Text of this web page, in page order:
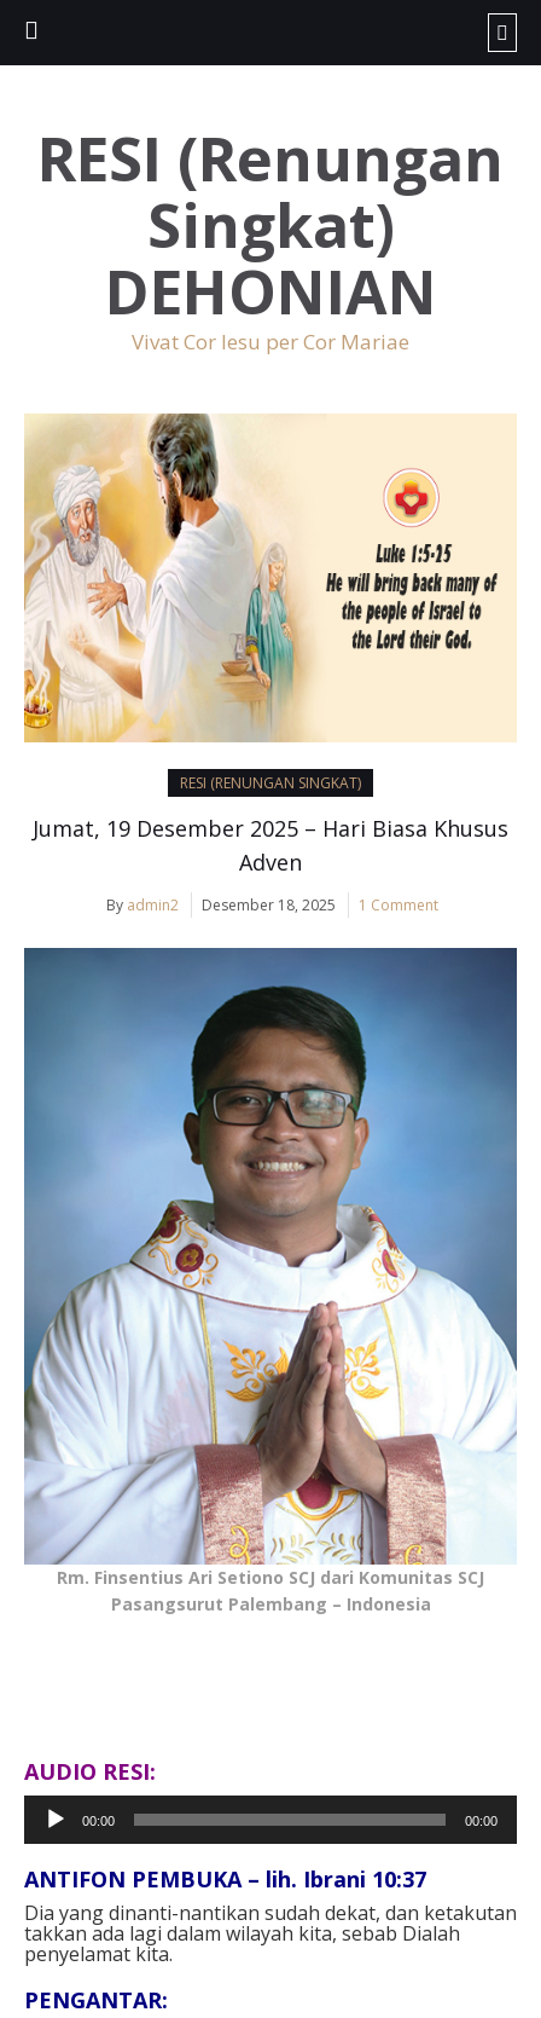
RESI (Renungan
Singkat)
DEHONIAN
Vivat Cor Iesu per Cor Mariae
RESI (RENUNGAN SINGKAT)
Jumat, 19 Desember 2025 – Hari Biasa Khusus
Adven
By admin2 Desember 18, 2025 1 Comment
Rm. Finsentius Ari Setiono SCJ dari Komunitas SCJ
Pasangsurut Palembang – Indonesia
AUDIO RESI:
Pemutar
Audio
00:00 00:00
ANTIFON PEMBUKA – lih. Ibrani 10:37⁣
Dia yang dinanti-nantikan sudah dekat, dan ketakutan
takkan ada lagi dalam wilayah kita, sebab Dialah
penyelamat kita. ⁣⁣
PENGANTAR⁣: